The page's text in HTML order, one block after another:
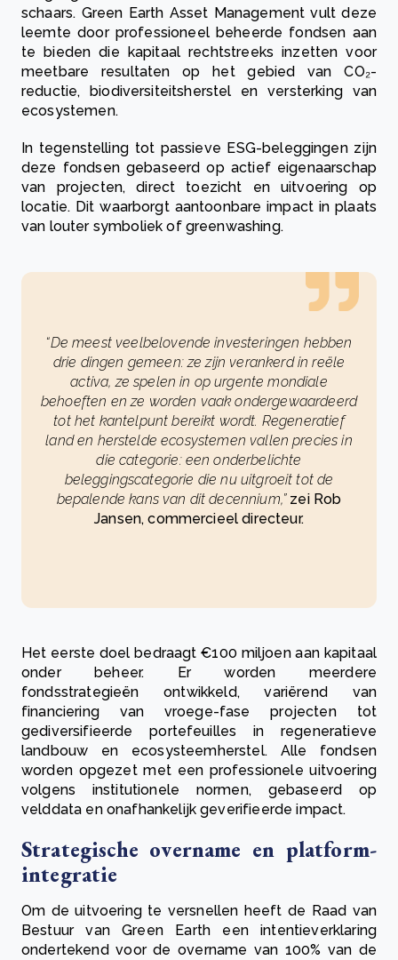
schaars. Green Earth Asset Management vult deze
leemte door professioneel beheerde fondsen aan
te bieden die kapitaal rechtstreeks inzetten voor
meetbare resultaten op het gebied van CO₂-
reductie, biodiversiteitsherstel en versterking van
ecosystemen.
In tegenstelling tot passieve ESG-beleggingen zijn
deze fondsen gebaseerd op actief eigenaarschap
van projecten, direct toezicht en uitvoering op
locatie. Dit waarborgt aantoonbare impact in plaats
van louter symboliek of greenwashing.
“De meest veelbelovende investeringen hebben
drie dingen gemeen: ze zijn verankerd in reële
activa, ze spelen in op urgente mondiale
behoeften en ze worden vaak ondergewaardeerd
tot het kantelpunt bereikt wordt. Regeneratief
land en herstelde ecosystemen vallen precies in
die categorie: een onderbelichte
beleggingscategorie die nu uitgroeit tot de
bepalende kans van dit decennium,” zei Rob
Jansen, commercieel directeur.
Het eerste doel bedraagt €100 miljoen aan kapitaal
onder beheer. Er worden meerdere
fondsstrategieën ontwikkeld, variërend van
financiering van vroege-fase projecten tot
gediversifieerde portefeuilles in regeneratieve
landbouw en ecosysteemherstel. Alle fondsen
worden opgezet met een professionele uitvoering
volgens institutionele normen, gebaseerd op
velddata en onafhankelijk geverifieerde impact.
Strategische overname en platform-
integratie
Om de uitvoering te versnellen heeft de Raad van
Bestuur van Green Earth een intentieverklaring
ondertekend voor de overname van 100% van de